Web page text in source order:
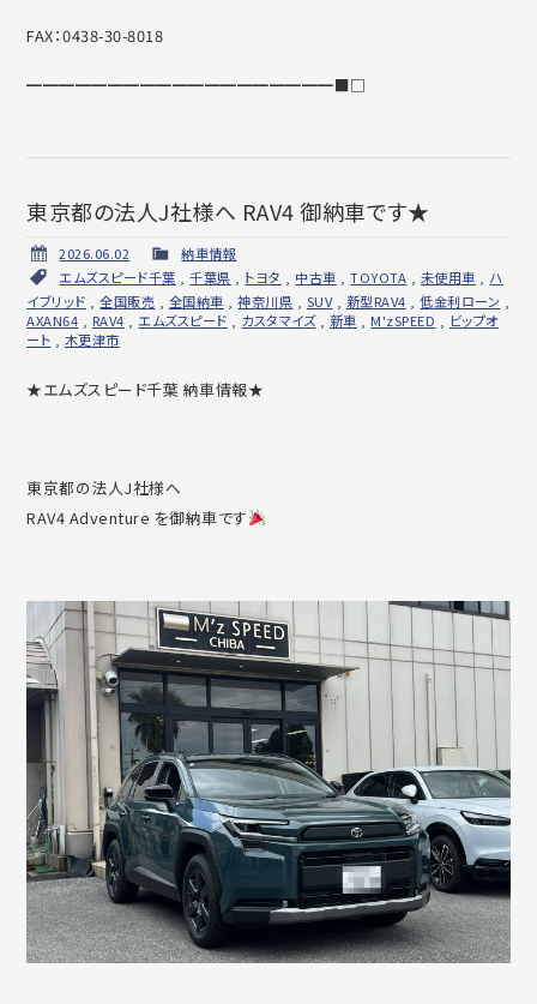
FAX：0438-30-8018
━━━━━━━━━━━━━━━━━━━■□
東京都の法人J社様へ RAV4 御納車です★
2026.06.02
納車情報
エムズスピード千葉 ,千葉県 トヨタ 中古車 ,TOYOTA 未使用車
ハ
イブリッド ,全国販売 全国納車 ,神奈川県 SUV, 新型RAV4 ,低金利ローン
AXAN64
RAV4 エムズスピード カスタマイズ, 新車 M'zSPEED
ビップオ
ート
木更津市
★エムズスピード千葉 納車情報★
東京都の法人J社様へ
RAV4 Adventure を御納車です